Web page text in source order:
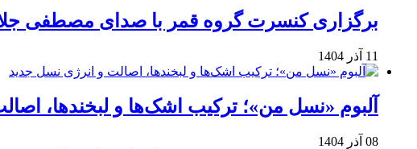
برگزاری کنسرت گروه قمر با صدای مصطفی
11 آذر 1404
آلبوم «نسل من»؛ ترکیب اشک‌ها و لبخندها،
08 آذر 1404